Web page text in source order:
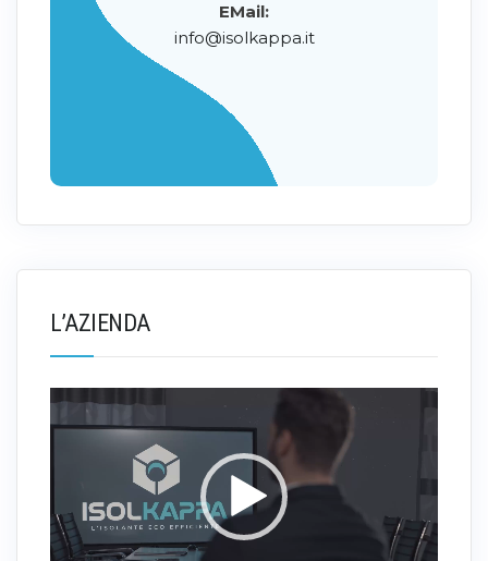
EMail:
info@isolkappa.it
L’AZIENDA
Video
Player